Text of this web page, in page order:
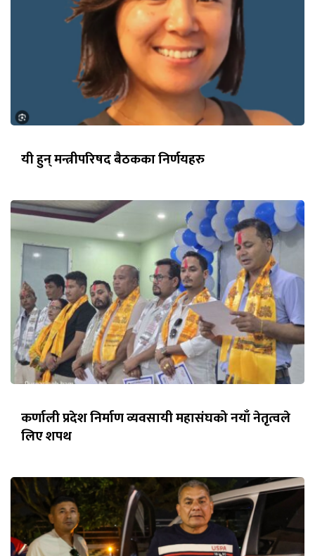
यी हुन् मन्त्रीपरिषद बैठकका निर्णयहरु
कर्णाली प्रदेश निर्माण व्यवसायी महासंघको नयाँ नेतृत्वले
लिए शपथ